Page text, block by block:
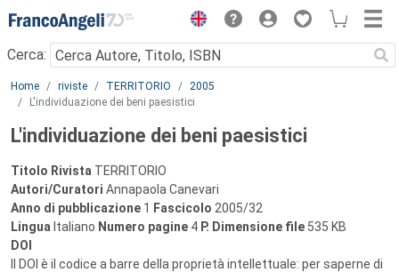
Menu
Cerca:
Main content
Home riviste TERRITORIO
2005
L'individuazione dei beni paesistici
L'individuazione dei beni paesistici
Titolo Rivista TERRITORIO
Autori/Curatori Annapaola Canevari
Anno di pubblicazione 1 Fascicolo 2005/32
Lingua Italiano Numero pagine 4 P. Dimensione file 535 KB
DOI
Il DOI è il codice a barre della proprietà intellettuale: per saperne di